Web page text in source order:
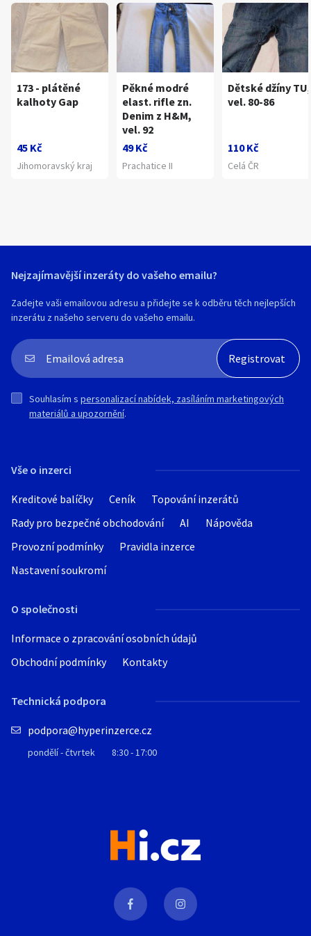
173 - plátěné
kalhoty Gap
45 Kč
Jihomoravský kraj
Pěkné modré
elast. rifle zn.
Denim z H&M,
vel. 92
49 Kč
Prachatice II
Dětské džíny TU,
vel. 80-86
110 Kč
Celá ČR
Vše o inzerci
Kreditové balíčky Ceník
Topování inzerátů
Rady pro bezpečné obchodování
AI
Nápověda
Provozní podmínky
Pravidla inzerce
Nastavení soukromí
O společnosti
Informace o zpracování osobních údajů
Obchodní podmínky
Kontakty
Technická podpora
podpora@hyperinzerce.cz
pondělí - čtvrtek 8:30 - 17:00
Nejzajímavější inzeráty do vašeho emailu?
Zadejte vaši emailovou adresu a přidejte se k odběru těch nejlepších
inzerátu z našeho serveru do vašeho emailu.
Souhlasím s personalizací nabídek, zasíláním marketingových
materiálů a upozornění.